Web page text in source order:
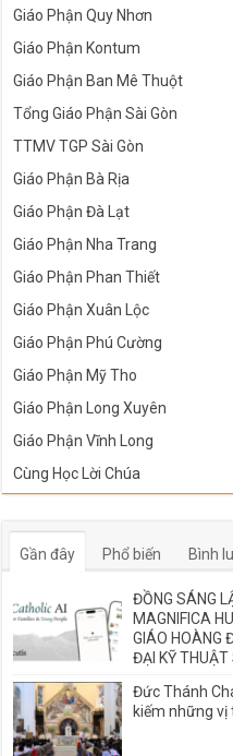
Giáo Phận Quy Nhơn
Giáo Phận Kontum
Giáo Phận Ban Mê Thuột
Tổng Giáo Phận Sài Gòn
TTMV TGP Sài Gòn
Giáo Phận Bà Rịa
Giáo Phận Đà Lạt
Giáo Phận Nha Trang
Giáo Phận Phan Thiết
Giáo Phận Xuân Lộc
Giáo Phận Phú Cường
Giáo Phận Mỹ Tho
Giáo Phận Long Xuyên
Giáo Phận Vĩnh Long
Cùng Học Lời Chúa
Gần đây Phổ biến Bình
ĐỒNG SÁNG
MAGNIFICA
GIÁO HOÀNG
ĐẠI KỸ THUẬT
Đức Thánh
kiếm những vị